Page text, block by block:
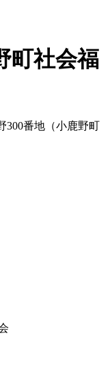
町社会福
300番地 （小鹿野町